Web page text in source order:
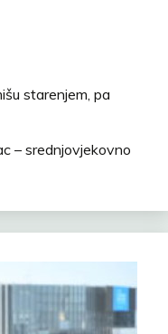
starenjem, pa
– srednjovjekovno